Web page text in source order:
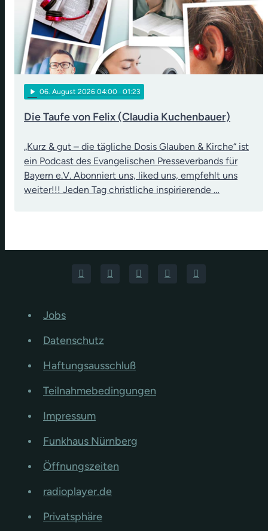
play_arrow 06. August 2026 04:00 · 01:23
Die Taufe von Felix (Claudia Kuchenbauer)
„Kurz & gut – die tägliche Dosis Glauben & Kirche“ ist
ein Podcast des Evangelischen Presseverbands für
Bayern e.V. Abonniert uns, liked uns, empfehlt uns
weiter!!! Jeden Tag christliche inspirierende …
Jobs
Datenschutz
Haftungsausschluß
Teilnahmebedingungen
Impressum
Funkhaus Nürnberg
Öffnungszeiten
radioplayer.de
Privatsphäre